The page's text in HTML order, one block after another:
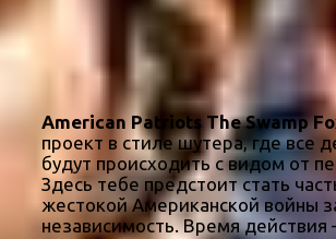
American Patriots The Swamp
проект в стиле шутера, где все
будут происходить с видом от
Здесь тебе предстоит стать
жестокой Американской войны
независимость. Время действия